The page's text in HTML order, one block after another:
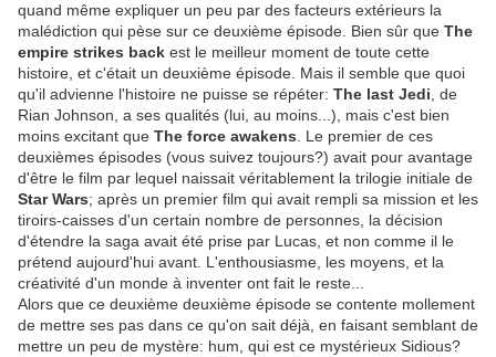
quand même expliquer un peu par des facteurs extérieurs la
malédiction qui pèse sur ce deuxième épisode. Bien sûr que The
empire strikes back est le meilleur moment de toute cette
histoire, et c'était un deuxième épisode. Mais il semble que quoi
qu'il advienne l'histoire ne puisse se répéter: The last Jedi , de
Rian Johnson, a ses qualités (lui, au moins...), mais c'est bien
moins excitant que The force awakens . Le premier de ces
deuxièmes épisodes (vous suivez toujours?) avait pour avantage
d'être le film par lequel naissait véritablement la trilogie initiale de
Star Wars; après un premier film qui avait rempli sa mission et les
tiroirs-caisses d'un certain nombre de personnes, la décision
d'étendre la saga avait été prise par Lucas, et non comme il le
prétend aujourd'hui avant. L'enthousiasme, les moyens, et la
créativité d'un monde à inventer ont fait le reste...
Alors que ce deuxième deuxième épisode se contente mollement
de mettre ses pas dans ce qu'on sait déjà, en faisant semblant de
mettre un peu de mystère: hum, qui est ce mystérieux Sidious?